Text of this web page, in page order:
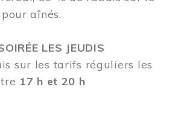
aînés.
LES JEUDIS
sur les tarifs réguliers les
17 h et 20 h